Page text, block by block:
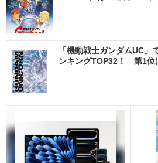
「機動戦士ガンダムUC」
ンキングTOP32！ 第1位